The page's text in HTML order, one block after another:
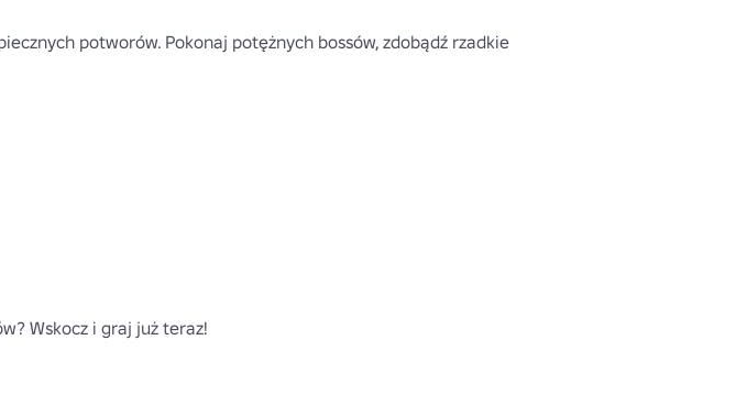
potworów. Pokonaj potężnych bossów, zdobądź rzadkie
Wskocz i graj już teraz!